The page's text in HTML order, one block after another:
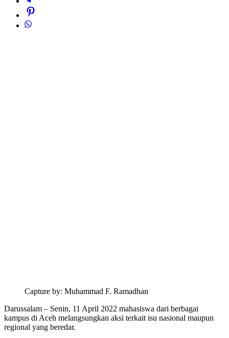
Capture by: Muhammad F. Ramadhan
Darussalam – Senin, 11 April 2022 mahasiswa dari berbagai
kampus di Aceh melangsungkan aksi terkait isu nasional maupun
regional yang beredar.